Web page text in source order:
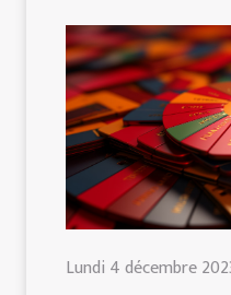
Lundi 4 décembre